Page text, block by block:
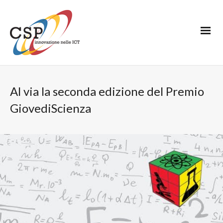
Al via la seconda edizione del Premio
GiovediScienza